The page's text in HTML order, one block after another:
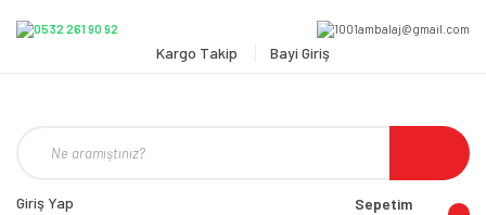
Kargo Takip Bayi Giriş
Giriş Yap Sepetim